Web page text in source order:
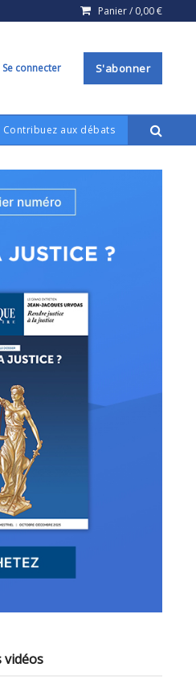
Panier / 0,00€
Se connecter S'abonner
Contribuez aux débats
vidéos